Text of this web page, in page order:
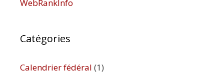
WebRankInfo
Catégories
Calendrier fédéral (1)